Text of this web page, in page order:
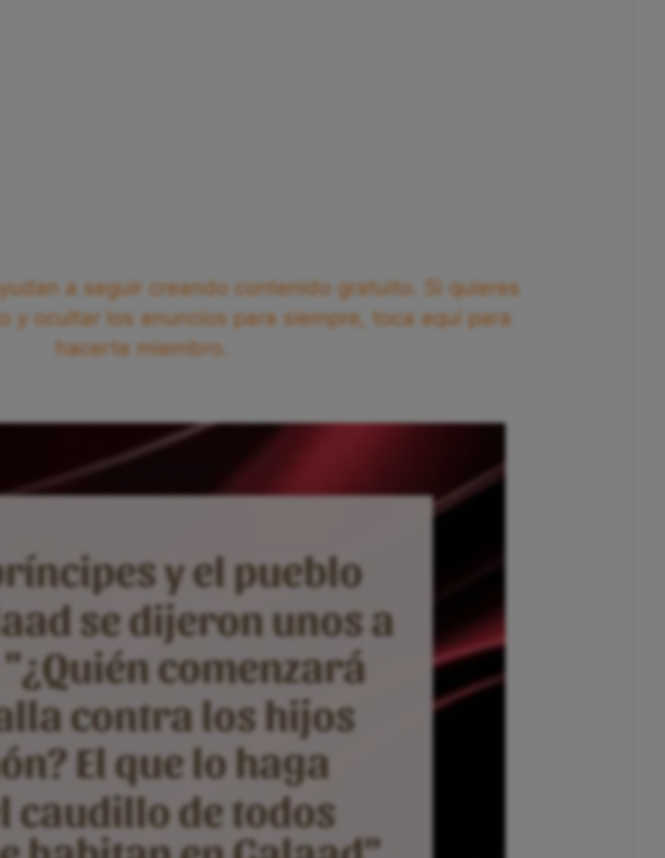
a seguir creando contenido gratuito. Si quieres
y ocultar los anuncios para siempre, toca aquí para
hacerte miembro.